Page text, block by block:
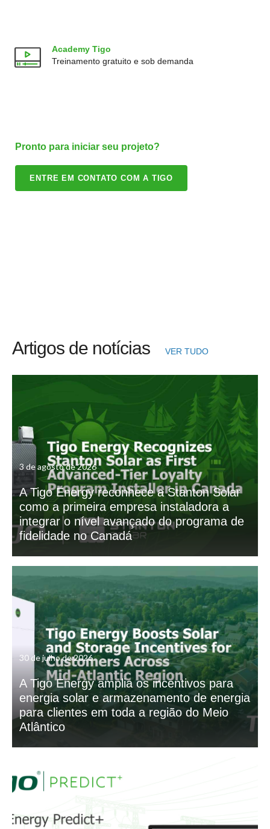
Academy Tigo
Treinamento gratuito e sob demanda
Pronto para iniciar seu projeto?
ENTRE EM CONTATO COM A TIGO
Artigos de notícias VER TUDO
3 de agosto de 2026
A Tigo Energy reconhece a Stanton Solar
como a primeira empresa instaladora a
integrar o nível avançado do programa de
fidelidade no Canadá
30 de julho de 2026
A Tigo Energy amplia os incentivos para
energia solar e armazenamento de energia
para clientes em toda a região do Meio
Atlântico